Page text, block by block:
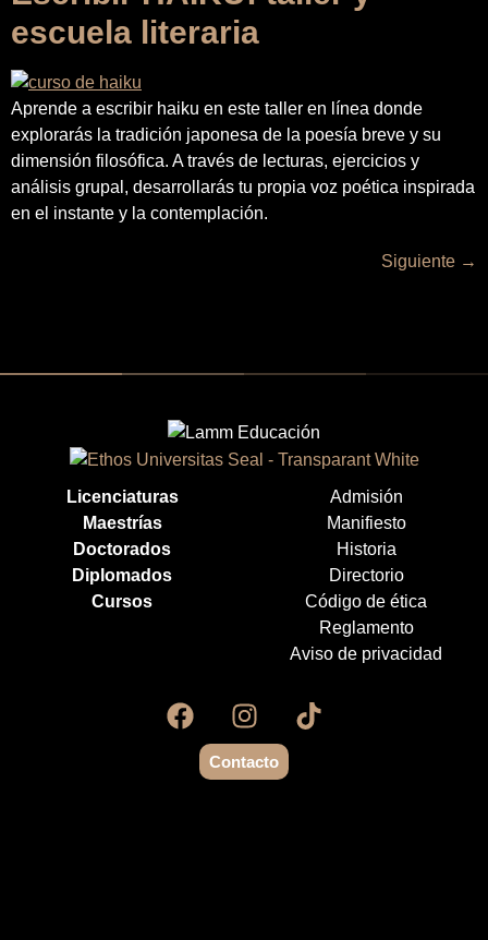
escuela literaria
Aprende a escribir haiku en este taller en línea donde
explorarás la tradición japonesa de la poesía breve y su
dimensión filosófica. A través de lecturas, ejercicios y
análisis grupal, desarrollarás tu propia voz poética inspirada
en el instante y la contemplación.
Siguiente →
Licenciaturas
Maestrías
Doctorados
Diplomados
Cursos
Admisión
Manifiesto
Historia
Directorio
Código de ética
Reglamento
Aviso de privacidad
Contacto